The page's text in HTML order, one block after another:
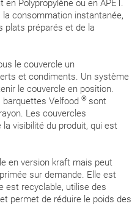
Polypropylène ou en APET.
la consommation instantanée,
plats préparés et de la
le couvercle un
et condiments. Un système
le couvercle en position.
barquettes Velfood ® sont
Les couvercles
visibilité du produit, qui est
en version kraft mais peut
sur demande. Elle est
est recyclable, utilise des
permet de réduire le poids des